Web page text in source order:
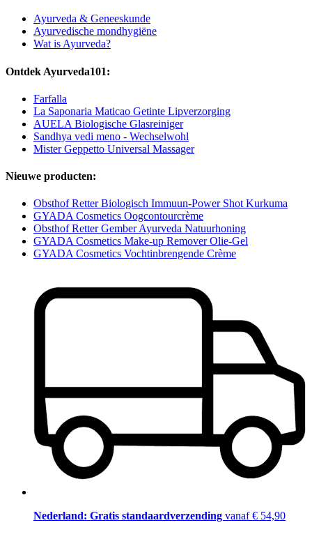
Ayurveda & Geneeskunde
Ayurvedische mondhygiëne
Wat is Ayurveda?
Ontdek Ayurveda101:
Farfalla
La Saponaria Maticao Getinte Lipverzorging
AUELA Biologische Glasreiniger
Sandhya vedi meno - Wechselwohl
Mister Geppetto Universal Massager
Nieuwe producten:
Obsthof Retter Biologisch Immuun-Power Shot Kurkuma
GYADA Cosmetics Oogcontourcrème
Obsthof Retter Gember Ayurveda Natuurhoning
GYADA Cosmetics Make-up Remover Olie-Gel
GYADA Cosmetics Vochtinbrengende Crème
Nederland: Gratis standaardverzending vanaf € 54,90